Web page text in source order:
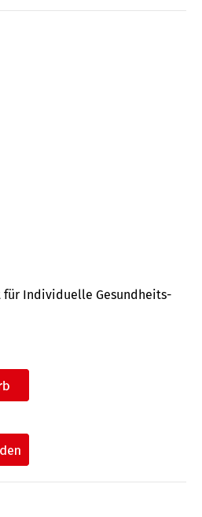
für Indi­vidu­elle Gesund­heits-